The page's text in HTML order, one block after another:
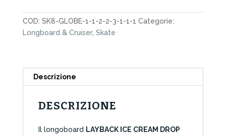
Cream
Drop
Thru
COD: SK8-GLOBE-1-1-2-2-3-1-1-1 Categorie:
Longboard & Cruiser, Skate
Descrizione
DESCRIZIONE
Il longoboard LAYBACK ICE CREAM DROP